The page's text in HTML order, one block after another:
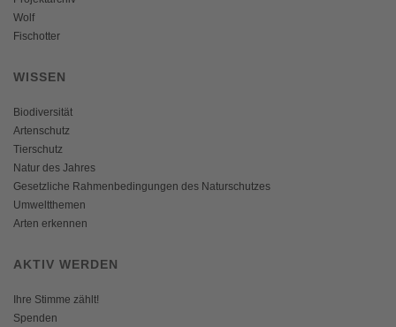
Wolf
Fischotter
WISSEN
Biodiversität
Artenschutz
Tierschutz
Natur des Jahres
Gesetzliche Rahmenbedingungen des Naturschutzes
Umweltthemen
Arten erkennen
AKTIV WERDEN
Ihre Stimme zählt!
Spenden